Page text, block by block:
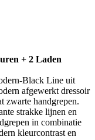
+ 2 Laden
Black Line uit
afgewerkt dressoir
zwarte handgrepen.
strakke lijnen en
in combinatie
kleurcontrast en